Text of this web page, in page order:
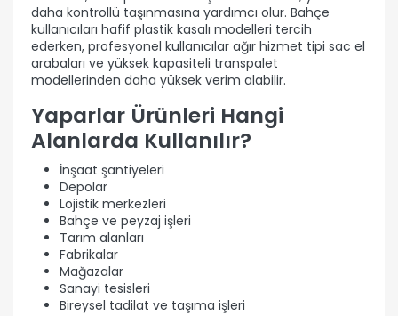
daha kontrollü taşınmasına yardımcı olur. Bahçe
kullanıcıları hafif plastik kasalı modelleri tercih
ederken, profesyonel kullanıcılar ağır hizmet tipi sac el
arabaları ve yüksek kapasiteli transpalet
modellerinden daha yüksek verim alabilir.
Yaparlar Ürünleri Hangi
Alanlarda Kullanılır?
İnşaat şantiyeleri
Depolar
Lojistik merkezleri
Bahçe ve peyzaj işleri
Tarım alanları
Fabrikalar
Mağazalar
Sanayi tesisleri
Bireysel tadilat ve taşıma işleri